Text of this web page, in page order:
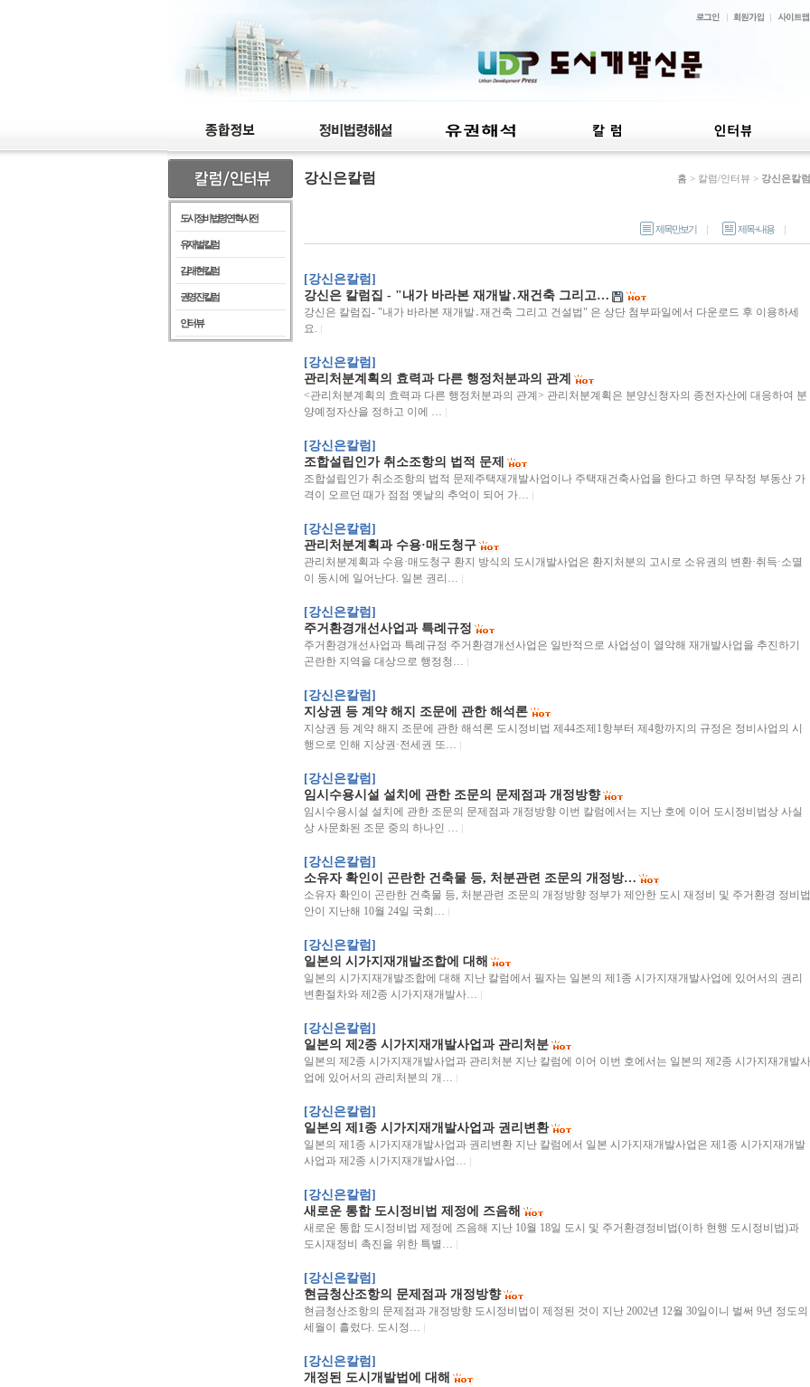
도시정비법령 연혁 사전
유재벌 칼럼
김래현 칼럼
권영진 칼럼
인터뷰
강신은칼럼 홈 > 칼럼/인터뷰 > 강신은칼럼
제목만보기 제목+내용
[강신은칼럼]
강신은 칼럼집 - "내가 바라본 재개발․재건축 그리고…
강신은 칼럼집- "내가 바라본 재개발․재건축 그리고 건설법" 은 상단 첨부파일에서 다운로드 후 이용하세
요.
[강신은칼럼]
관리처분계획의 효력과 다른 행정처분과의 관계
<관리처분계획의 효력과 다른 행정처분과의 관계> 관리처분계획은 분양신청자의 종전자산에 대응하여 분
양예정자산을 정하고 이에 …
[강신은칼럼]
조합설립인가 취소조항의 법적 문제
조합설립인가 취소조항의 법적 문제주택재개발사업이나 주택재건축사업을 한다고 하면 무작정 부동산 가
격이 오르던 때가 점점 옛날의 추억이 되어 가…
[강신은칼럼]
관리처분계획과 수용·매도청구
관리처분계획과 수용·매도청구 환지 방식의 도시개발사업은 환지처분의 고시로 소유권의 변환·취득·소멸
이 동시에 일어난다. 일본 권리…
[강신은칼럼]
주거환경개선사업과 특례규정
주거환경개선사업과 특례규정 주거환경개선사업은 일반적으로 사업성이 열악해 재개발사업을 추진하기
곤란한 지역을 대상으로 행정청…
[강신은칼럼]
지상권 등 계약 해지 조문에 관한 해석론
지상권 등 계약 해지 조문에 관한 해석론 도시정비법 제44조제1항부터 제4항까지의 규정은 정비사업의 시
행으로 인해 지상권·전세권 또…
[강신은칼럼]
임시수용시설 설치에 관한 조문의 문제점과 개정방향
임시수용시설 설치에 관한 조문의 문제점과 개정방향 이번 칼럼에서는 지난 호에 이어 도시정비법상 사실
상 사문화된 조문 중의 하나인 …
[강신은칼럼]
소유자 확인이 곤란한 건축물 등, 처분관련 조문의 개정방…
소유자 확인이 곤란한 건축물 등, 처분관련 조문의 개정방향 정부가 제안한 도시 재정비 및 주거환경 정비법
안이 지난해 10월 24일 국회…
[강신은칼럼]
일본의 시가지재개발조합에 대해
일본의 시가지재개발조합에 대해 지난 칼럼에서 필자는 일본의 제1종 시가지재개발사업에 있어서의 권리
변환절차와 제2종 시가지재개발사…
[강신은칼럼]
일본의 제2종 시가지재개발사업과 관리처분
일본의 제2종 시가지재개발사업과 관리처분 지난 칼럼에 이어 이번 호에서는 일본의 제2종 시가지재개발사
업에 있어서의 관리처분의 개…
[강신은칼럼]
일본의 제1종 시가지재개발사업과 권리변환
일본의 제1종 시가지재개발사업과 권리변환 지난 칼럼에서 일본 시가지재개발사업은 제1종 시가지재개발
사업과 제2종 시가지재개발사업…
[강신은칼럼]
새로운 통합 도시정비법 제정에 즈음해
새로운 통합 도시정비법 제정에 즈음해 지난 10월 18일 도시 및 주거환경정비법(이하 현행 도시정비법)과
도시재정비 촉진을 위한 특별…
[강신은칼럼]
현금청산조항의 문제점과 개정방향
현금청산조항의 문제점과 개정방향 도시정비법이 제정된 것이 지난 2002년 12월 30일이니 벌써 9년 정도의
세월이 흘렀다. 도시정…
[강신은칼럼]
개정된 도시개발법에 대해